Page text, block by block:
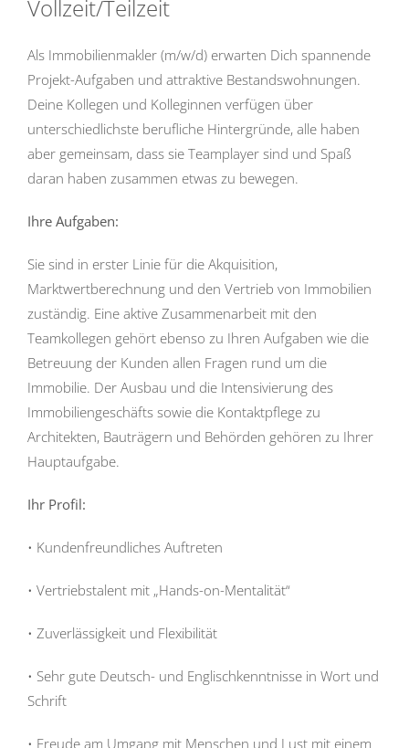
Vollzeit/Teilzeit
Als Immobilienmakler (m/w/d) erwarten Dich spannende
Projekt-Aufgaben und attraktive Bestandswohnungen.
Deine Kollegen und Kolleginnen verfügen über
unterschiedlichste berufliche Hintergründe, alle haben
aber gemeinsam, dass sie Teamplayer sind und Spaß
daran haben zusammen etwas zu bewegen.
Ihre Aufgaben:
Sie sind in erster Linie für die Akquisition,
Marktwertberechnung und den Vertrieb von Immobilien
zuständig. Eine aktive Zusammenarbeit mit den
Teamkollegen gehört ebenso zu Ihren Aufgaben wie die
Betreuung der Kunden allen Fragen rund um die
Immobilie. Der Ausbau und die Intensivierung des
Immobiliengeschäfts sowie die Kontaktpflege zu
Architekten, Bauträgern und Behörden gehören zu Ihrer
Hauptaufgabe.
Ihr Profil:
• Kundenfreundliches Auftreten
• Vertriebstalent mit „Hands-on-Mentalität“
• Zuverlässigkeit und Flexibilität
• Sehr gute Deutsch- und Englischkenntnisse in Wort und
Schrift
• Freude am Umgang mit Menschen und Lust mit einem